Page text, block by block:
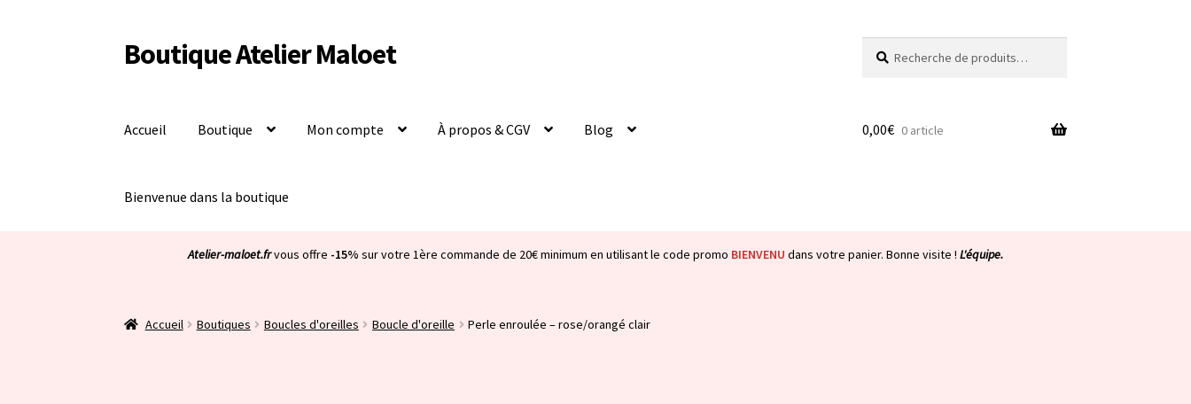
Aller
à
Aller
au
Boutique Atelier Maloet
pour :
Accueil Boutique Mon compte À propos & CGV Blog
Bienvenue dans la boutique
0,00€ 0 article
Atelier-maloet.frvous offre -15% sur votre 1ère commande de 20€ minimum en utilisant le code promo BIENVENU dans votre panier. Bonne visite ! L'équipe.
Accueil Boutiques Boucles d'oreilles Boucle d'oreille Perle enroulée – rose/orangé clair